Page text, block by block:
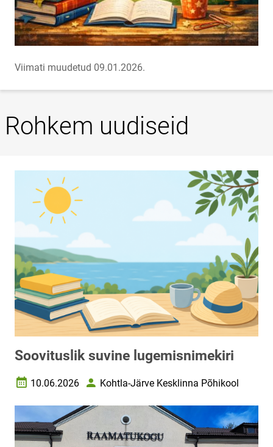
Viimati muudetud 09.01.2026.
Rohkem uudiseid
Soovituslik suvine lugemisnimekiri
Loomise kuupäev
10.06.2026 AutorKohtla-Järve Kesklinna Põhikool